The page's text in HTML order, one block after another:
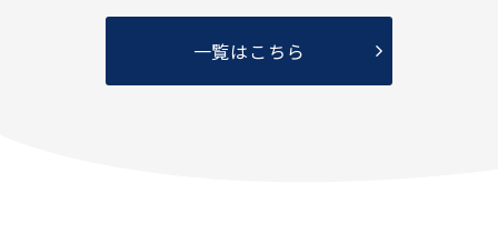
一覧はこちら